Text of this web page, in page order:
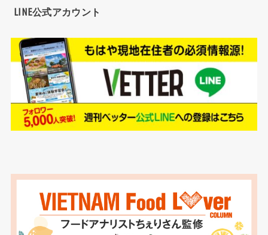
LINE公式アカウント